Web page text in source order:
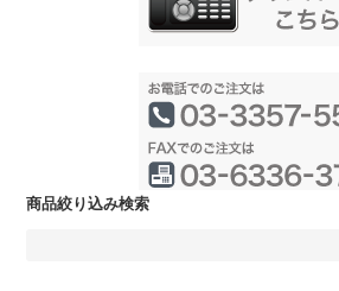
商品絞り込み検索